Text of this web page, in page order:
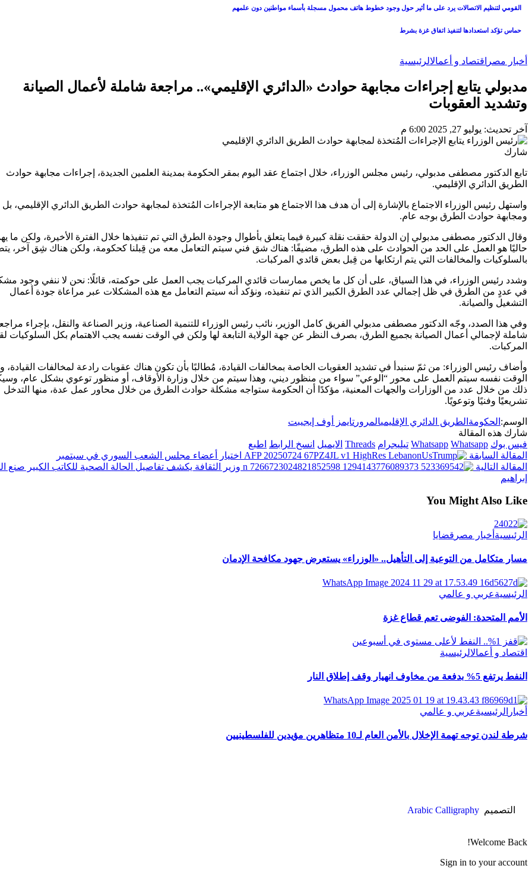
القومي لتنظيم الاتصالات يرد على ما أثير حول وجود خطوط هاتف محمول مسجلة بأسماء مواطنين دون علمهم
حماس تؤكد استعدادها لتنفيذ اتفاق غزة بشرط
أخبار مصر اقتصاد و أعمالالرئيسية
مدبولي يتابع إجراءات مجابهة حوادث «الدائري الإقليمي».. مراجعة شاملة لأعمال الصيانة
وتشديد العقوبات
آخر تحديث: يوليو 27, 2025 6:00 م
شارك
تابع الدكتور مصطفى مدبولي، رئيس مجلس الوزراء، خلال اجتماع عقد اليوم بمقر الحكومة بمدينة العلمين الجديدة، إجراءات مجابهة حوادث
الطريق الدائري الإقليمي.
واستهل رئيس الوزراء الاجتماع بالإشارة إلى أن هدف هذا الاجتماع هو متابعة الإجراءات المُتخذة لمجابهة حوادث الطريق الدائري الإقليمي، بل
ومجابهة حوادث الطرق بوجه عام.
وقال الدكتور مصطفى مدبولي إن الدولة حققت نقلة كبيرة فيما يتعلق بأطوال وجودة الطرق التي تم تنفيذها خلال الفترة الأخيرة، ولكن ما
حاليًا هو العمل على الحد من الحوادث على هذه الطرق، مضيفًا: هناك شق فني سيتم التعامل معه من قِبلنا كحكومة، ولكن هناك شِق آخر،
بالسلوكيات والمخالفات التي يتم ارتكابها من قِبل بعض قائدي المركبات.
وشدد رئيس الوزراء، في هذا السياق، على أن كل ما يخص ممارسات قائدي المركبات يجب العمل على حوكمته، قائلًا: نحن لا ننفي وجود
في عددٍ من الطرق في ظل إجمالي عدد الطرق الكبير الذي تم تنفيذه، ونؤكد أنه سيتم التعامل مع هذه المشكلات عبر مراعاة جودة أعمال
التشغيل والصيانة.
وفي هذا الصدد، وجّه الدكتور مصطفى مدبولي الفريق كامل الوزير، نائب رئيس الوزراء للتنمية الصناعية، وزير الصناعة والنقل، بإجراء
شاملة لإجمالي أعمال الصيانة بجميع الطرق، بصرف النظر عن جهة الولاية التابعة لها ولكن في الوقت نفسه يجب الاهتمام بكل السلوكيات
المركبات.
وأضاف رئيس الوزراء: من ثمّ سنبدأ في تشديد العقوبات الخاصة بمخالفات القيادة، مُطالبًا بأن تكون هناك عقوبات رادعة لمخالفات القيادة،
الوقت نفسه سيتم العمل على محور “الوعي” سواء من منظور ديني، وهذا سيتم من خلال وزارة الأوقاف، أو منظور توعوي بشكل عام،
ذلك من خلال عدد من الوزارات والجهات المعنية، مؤكدًا أن الحكومة ستواجه مشكلة حوادث الطرق من خلال محاور عمل عدة، منها التدخل
تشريعيًا وفنيًا وتوعويًا.
الوسم: الحكومة الطريق الدائري الإقليميالمرور تايمز أوف إيجيبت
شارك هذه المقالة
فيس بوك
Whatsapp Whatsapp تيليجرام Threads الايميل انسخ الرابط اطبع
المقالة السابقة
اختيار أعضاء مجلس الشعب السوري في سبتمبر
المقالة التالية
وزير الثقافة يكشف تفاصيل الحالة الصحية للكاتب الكبير صنع
إبراهيم
You Might Also Like
الرئيسية أخبار مصر قضايا
مسار متكامل من التوعية إلى التأهيل.. «الوزراء» يستعرض جهود مكافحة الإدمان
الرئيسيةعربي و عالمي
الأمم المتحدة: الفوضى تعم قطاع غزة
اقتصاد و أعمالالرئيسية
النفط يرتفع 5% بدفعة من مخاوف انهيار وقف إطلاق النار
أخبار الرئيسيةعربي و عالمي
شرطة لندن توجه تهمة الإخلال بالأمن العام لـ10 متظاهرين مؤيدين للفلسطينيين
التصميم Arabic Calligraphy
Welcome Back!
Sign in to your account